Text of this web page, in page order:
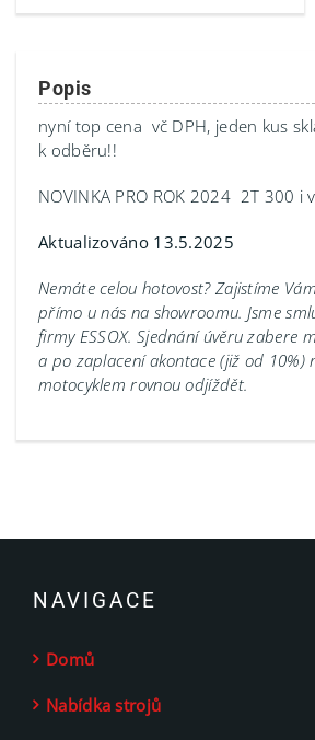
Popis
nyní top cena vč DPH, jeden kus
k odběru!!
NOVINKA PRO ROK 2024 2T 300 i
Aktualizováno 13.5.2025
Nemáte celou hotovost? Zajistíme
přímo u nás na showroomu. Jsme
firmy ESSOX. Sjednání úvěru zabere
a po zaplacení akontace (již od 10%)
motocyklem rovnou odjíždět.
NAVIGACE
Domů
Nabídka strojů